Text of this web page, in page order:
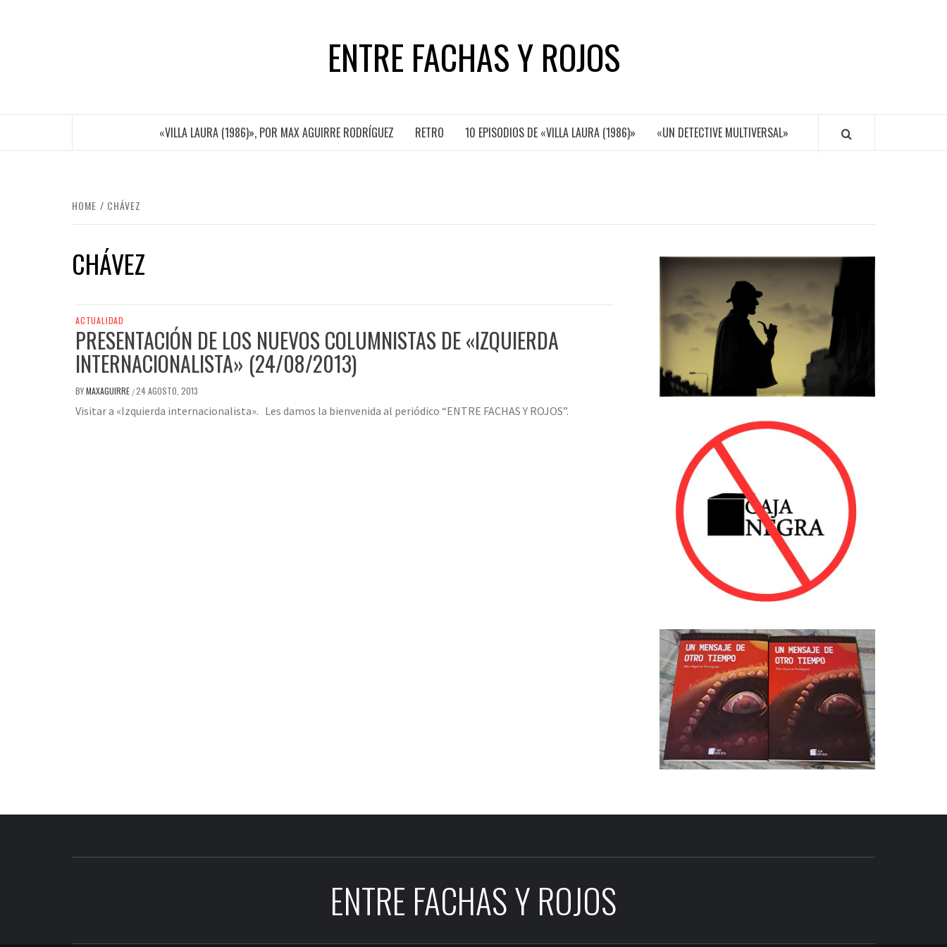
ENTRE FACHAS Y ROJOS
«VILLA LAURA (1986)», POR MAX AGUIRRE RODRÍGUEZ RETRO 10 EPISODIOS DE «VILLA LAURA (1986)» «UN DETECTIVE MULTIVERSAL»
HOME CHÁVEZ
CHÁVEZ
ACTUALIDAD
PRESENTACIÓN DE LOS NUEVOS COLUMNISTAS DE «IZQUIERDA
INTERNACIONALISTA» (24/08/2013)
BYMAXAGUIRRE /24 AGOSTO, 2013
Visitar a «Izquierda internacionalista». Les damos la bienvenida al periódico “ENTRE FACHAS Y ROJOS”.
ENTRE FACHAS Y ROJOS